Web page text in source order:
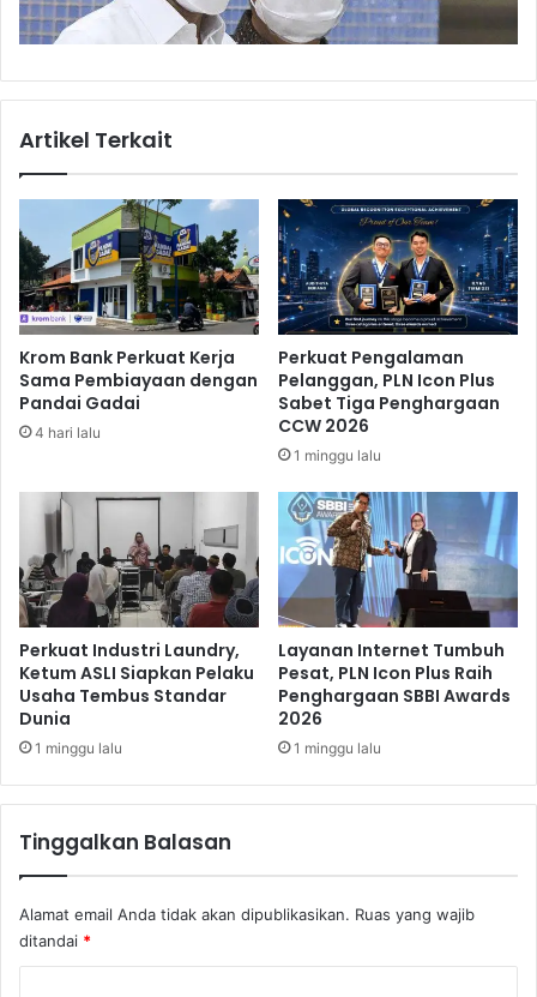
m
e
k
j
a
l
a
L
a
b
t
Artikel Terkait
Krom Bank Perkuat Kerja
Sama Pembiayaan dengan
Pandai Gadai
4 hari lalu
Perkuat Pengalaman
Pelanggan, PLN Icon Plus
Sabet Tiga Penghargaan
CCW 2026
1 minggu lalu
Perkuat Industri Laundry,
Ketum ASLI Siapkan Pelaku
Usaha Tembus Standar
Dunia
1 minggu lalu
Layanan Internet Tumbuh
Pesat, PLN Icon Plus Raih
Penghargaan SBBI Awards
2026
1 minggu lalu
Tinggalkan Balasan
Alamat email Anda tidak akan dipublikasikan. Ruas yang wajib
ditandai *